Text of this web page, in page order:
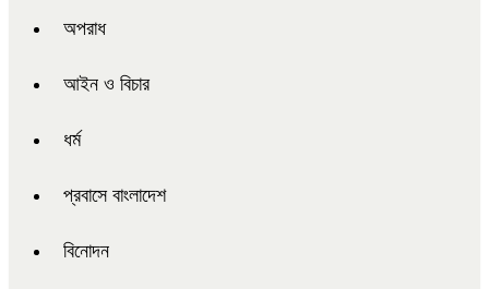
অপরাধ
আইন ও বিচার
ধর্ম
প্রবাসে বাংলাদেশ
বিনোদন